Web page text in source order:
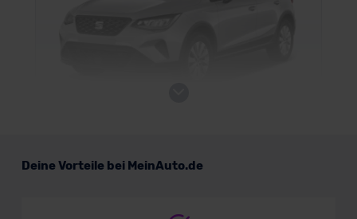
Deine Vorteile bei MeinAuto.de